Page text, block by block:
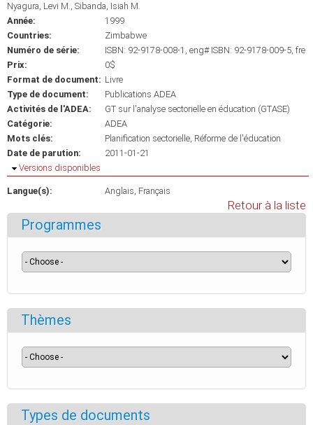
Nyagura, Levi M. Sibanda, Isiah M.
Année:
1999
Countries:
Zimbabwe
Numéro de série:
ISBN: 92-9178-008-1, eng# ISBN: 92-9178-009-5, fre
Prix:
0$
Format de document: Livre
Type de document:
Publications ADEA
Activités de l'ADEA:
GT sur l'analyse sectorielle en éducation (GTASE)
Catégorie:
ADEA
Mots clés:
Planification sectorielle Réforme de l'éducation
Date de parution:
2011-01-21
Masquer
Versions disponibles
Langue(s): Anglais Français
Retour à la liste
Programmes
Thèmes
Types de documents